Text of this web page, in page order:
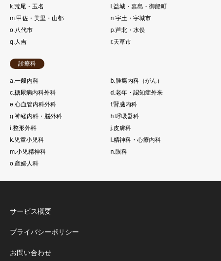
k.荒尾・玉名
l.益城・嘉島・御船町
m.甲佐・美里・山都
n.宇土・宇城市
o.八代市
p.芦北・水俣
q.人吉
r.天草市
診療科
a.一般内科
b.腫瘍内科（がん）
c.糖尿病内科外科
d.老年・認知症外来
e.心血管内科外科
f.腎臓内科
g.神経内科・脳外科
h.呼吸器科
i.整形外科
j.皮膚科
k.児童小児科
l.精神科・心療内科
m.小児精神科
n.眼科
o.産婦人科
サービス概要
プライバシーポリシー
お問い合わせ